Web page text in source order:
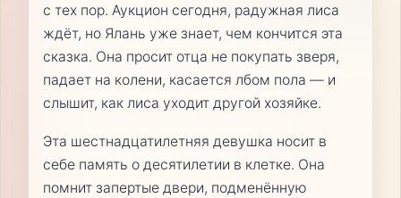
с тех пор. Аукцион сегодня, радужная лиса
ждёт, но Ялань уже знает, чем кончится эта
сказка. Она просит отца не покупать зверя,
падает на колени, касается лбом пола — и
слышит, как лиса уходит другой хозяйке.
Эта шестнадцатилетняя девушка носит в
себе память о десятилетии в клетке. Она
помнит запертые двери, подменённую